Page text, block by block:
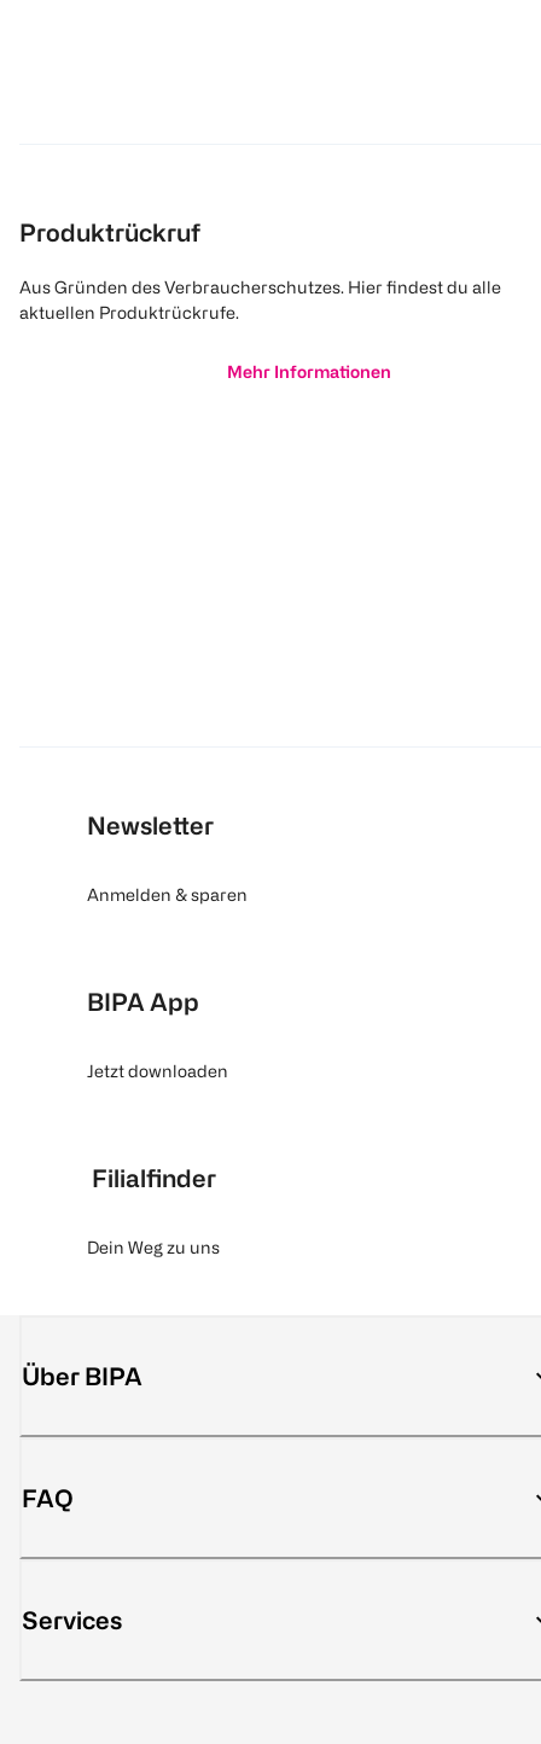
Produktrückruf
Aus Gründen des Verbraucherschutzes. Hier findest du alle
aktuellen Produktrückrufe.
Mehr Informationen
Newsletter
Anmelden & sparen
BIPA App
Jetzt downloaden
Filialfinder
Dein Weg zu uns
Über BIPA
FAQ
Services